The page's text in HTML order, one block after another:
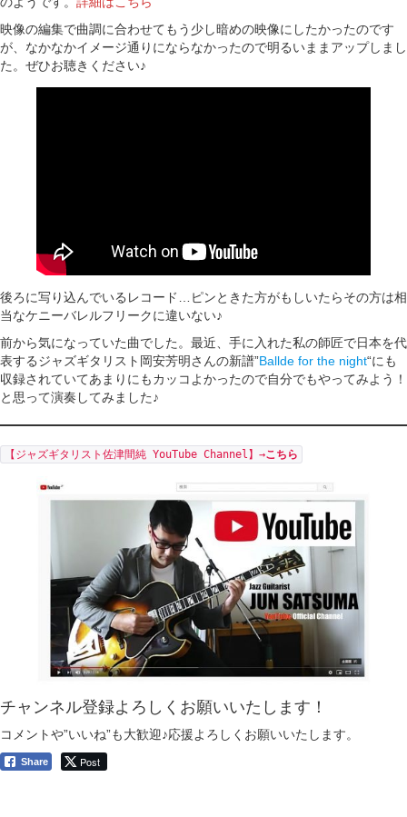
映像の編集で曲調に合わせてもう少し暗めの映像にしたかったのです
が、なかなかイメージ通りにならなかったので明るいままアップしまし
た。ぜひお聴きください♪
後ろに写り込んでいるレコード…ピンときた方がもしいたらその方は相
当なケニーバレルフリークに違いない♪
前から気になっていた曲でした。最近、手に入れた私の師匠で日本を代
表するジャズギタリスト岡安芳明さんの新譜”Ballde for the night“にも
収録されていてあまりにもカッコよかったので自分でもやってみよう！
と思って演奏してみました♪
【ジャズギタリスト佐津間純 YouTube Channel】→こちら
チャンネル登録よろしくお願いいたします！
コメントや”いいね”も大歓迎♪応援よろしくお願いいたします。
Share Post